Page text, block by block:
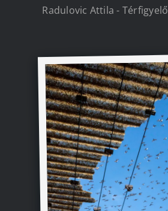
Radulovic Attila - Térfigyelő